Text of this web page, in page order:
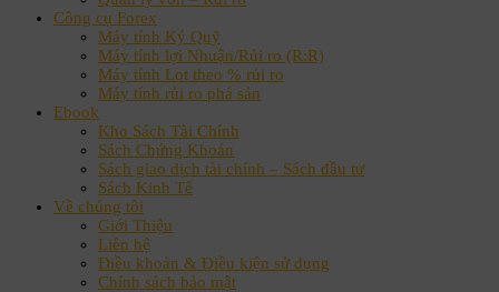
Công cụ Forex
Máy tính Ký Quỹ
Máy tính lợi Nhuận/Rủi ro (R:R)
Máy tính Lot theo % rủi ro
Máy tính rủi ro phá sản
Ebook
Kho Sách Tài Chính
Sách Chứng Khoán
Sách giao dịch tài chính – Sách đầu tư
Sách Kinh Tế
Về chúng tôi
Giới Thiệu
Liên hệ
Điều khoản & Điều kiện sử dụng
Chính sách bảo mật